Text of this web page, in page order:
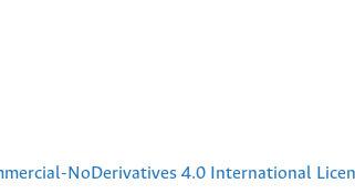
NoDerivatives 4.0 International